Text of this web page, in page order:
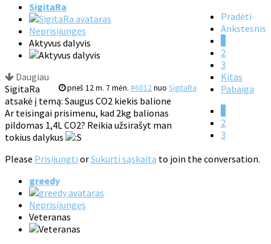
Pradėti
Ankstesnis
2
3
Kitas
Pabaiga
2
3
SigitaRa
Neprisijungęs
Aktyvus dalyvis
Daugiau
prieš 12 m. 7 mėn. #6012nuo SigitaRa
SigitaRa
atsakė į temą: Saugus CO2 kiekis balione
Ar teisingai prisimenu, kad 2kg balionas
pildomas 1,4L CO2? Reikia užsirašyt man
tokius dalykus
Please Prisijungti orSukurti sąskaitą to join the conversation.
greedy
Neprisijungęs
Veteranas